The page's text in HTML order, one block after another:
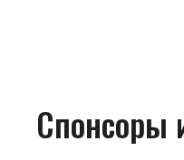
Спонсоры